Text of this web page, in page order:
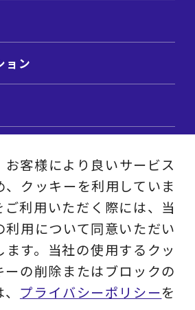
ョン
解説集
お客様により良いサービス
、クッキーを利用していま
ご利用いただく際には、当
用について同意いただい
ます。当社の使用するクッ
ーの削除またはブロックの
プライバシーポリシーを